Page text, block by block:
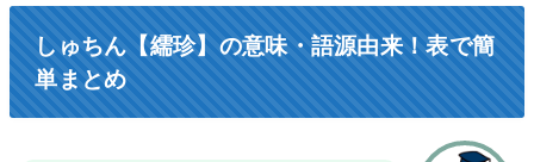
しゅちん【繻珍】の意味・語源由来！表で簡
単まとめ